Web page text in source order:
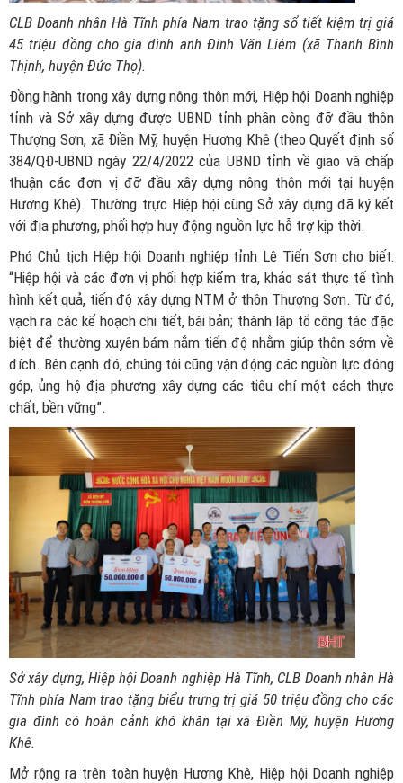
CLB Doanh nhân Hà Tĩnh phía Nam trao tặng sổ tiết kiệm trị giá
45 triệu đồng cho gia đình anh Đinh Văn Liêm (xã Thanh Bình
Thịnh, huyện Đức Thọ).
Đồng hành trong xây dựng nông thôn mới, Hiệp hội Doanh nghiệp
tỉnh và Sở xây dựng được UBND tỉnh phân công đỡ đầu thôn
Thượng Sơn, xã Điền Mỹ, huyện Hương Khê (theo Quyết định số
384/QĐ-UBND ngày 22/4/2022 của UBND tỉnh về giao và chấp
thuận các đơn vị đỡ đầu xây dựng nông thôn mới tại huyện
Hương Khê). Thường trực Hiệp hội cùng Sở xây dựng đã ký kết
với địa phương, phối hợp huy động nguồn lực hỗ trợ kịp thời.
Phó Chủ tịch Hiệp hội Doanh nghiệp tỉnh Lê Tiến Sơn cho biết:
“Hiệp hội và các đơn vị phối hợp kiểm tra, khảo sát thực tế tình
hình kết quả, tiến độ xây dựng NTM ở thôn Thượng Sơn. Từ đó,
vạch ra các kế hoạch chi tiết, bài bản; thành lập tổ công tác đặc
biệt để thường xuyên bám nắm tiến độ nhằm giúp thôn sớm về
đích. Bên cạnh đó, chúng tôi cũng vận động các nguồn lực đóng
góp, ủng hộ địa phương xây dựng các tiêu chí một cách thực
chất, bền vững”.
Sở xây dựng, Hiệp hội Doanh nghiệp Hà Tĩnh, CLB Doanh nhân Hà
Tĩnh phía Nam trao tặng biểu trưng trị giá 50 triệu đồng cho các
gia đình có hoàn cảnh khó khăn tại xã Điền Mỹ, huyện Hương
Khê.
Mở rộng ra trên toàn huyện Hương Khê, Hiệp hội Doanh nghiệp